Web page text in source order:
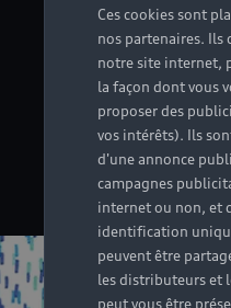
Ces cookies sont
nos partenaires.
notre site internet,
la façon dont vous
proposer des
vos intérêts). Ils
d'une annonce
campagnes
internet ou non, et
identification
peuvent être
les distributeurs et
peut vous être